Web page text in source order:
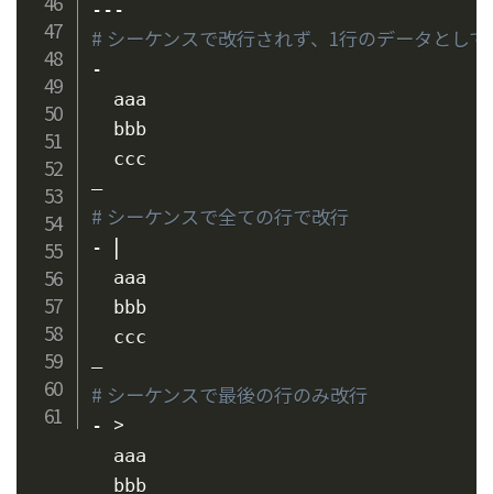
# シーケンスで改行されず、1行のデータとし
-
  aaa
  bbb
  ccc
—
# シーケンスで全ての行で改行
- |
  aaa
  bbb
  ccc
—
# シーケンスで最後の行のみ改行
- >
  aaa
  bbb